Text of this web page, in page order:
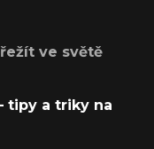
ve světě
tipy a triky na